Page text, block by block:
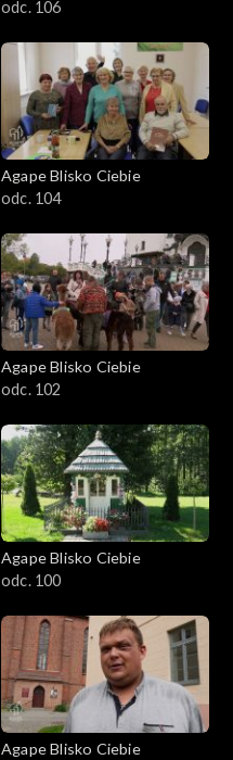
odc. 106
Agape Blisko Ciebie
odc. 104
Agape Blisko Ciebie
odc. 102
Agape Blisko Ciebie
odc. 100
Agape Blisko Ciebie